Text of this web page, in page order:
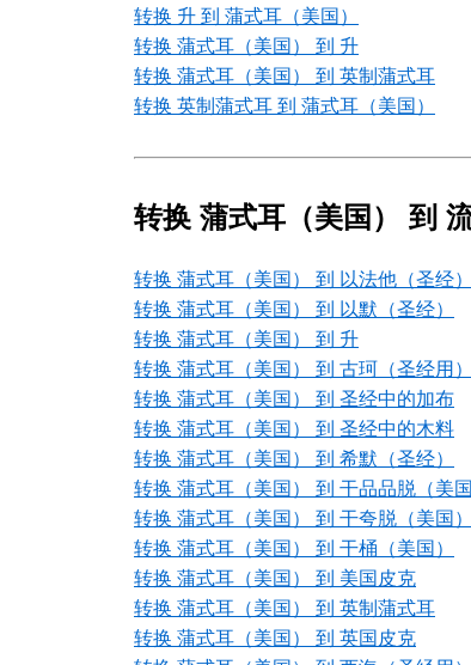
转换 升 到 蒲式耳（美国）
转换 蒲式耳（美国） 到 升
转换 蒲式耳（美国） 到 英制蒲式耳
转换 英制蒲式耳 到 蒲式耳（美国）
转换 蒲式耳（美国） 到
转换 蒲式耳（美国） 到 以法他（圣经）
转换 蒲式耳（美国） 到 以默（圣经）
转换 蒲式耳（美国） 到 升
转换 蒲式耳（美国） 到 古珂（圣经用）
转换 蒲式耳（美国） 到 圣经中的加布
转换 蒲式耳（美国） 到 圣经中的木料
转换 蒲式耳（美国） 到 希默（圣经）
转换 蒲式耳（美国） 到 干品品脱（美国
转换 蒲式耳（美国） 到 干夸脱（美国）
转换 蒲式耳（美国） 到 干桶（美国）
转换 蒲式耳（美国） 到 美国皮克
转换 蒲式耳（美国） 到 英制蒲式耳
转换 蒲式耳（美国） 到 英国皮克